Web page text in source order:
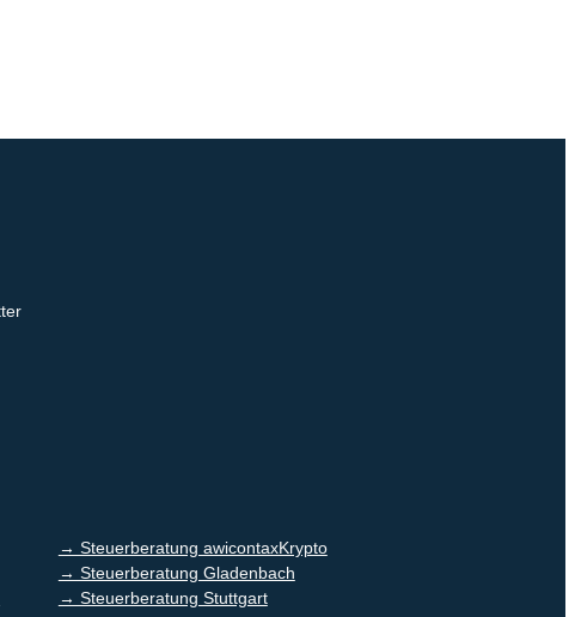
→ Steuerberatung awicontaxKrypto
→ Steuerberatung Gladenbach
→ Steuerberatung Stuttgart